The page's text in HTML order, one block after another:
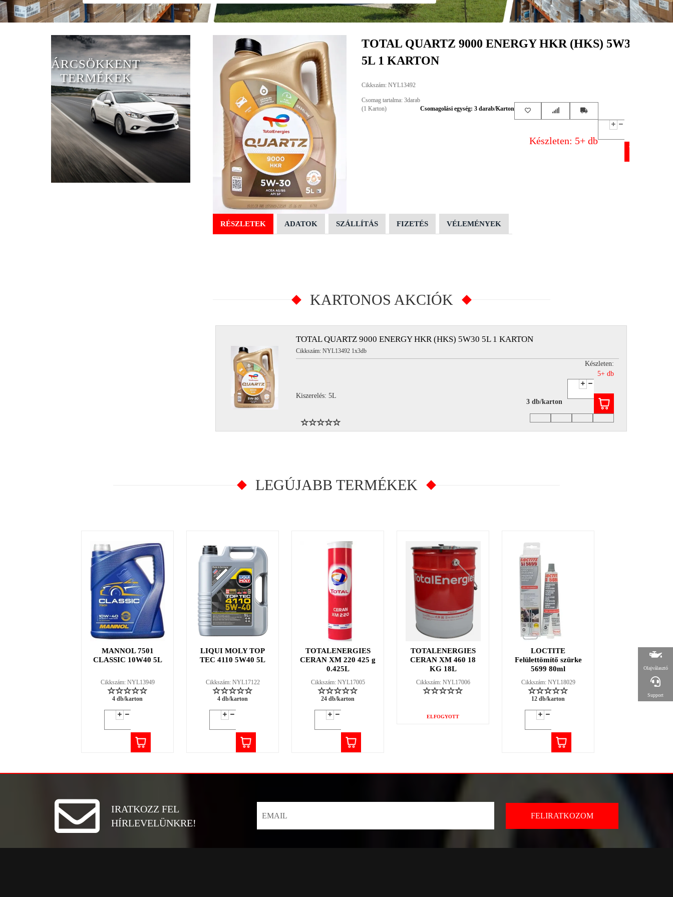
ÁRCSÖKKENT
TERMÉKEK
TOTAL QUARTZ 9000 ENERGY HKR (HKS) 5W30
5L 1 KARTON
Cikkszám: NYL13492
Csomag tartalma: 3darab
(1 Karton)
Csomagolási egység: 3 darab/Karton
Készleten: 5+ db
RÉSZLETEK ADATOK SZÁLLÍTÁS FIZETÉS VÉLEMÉNYEK
KARTONOS AKCIÓK
TOTAL QUARTZ 9000 ENERGY HKR (HKS) 5W30 5L 1 KARTON
Cikkszám: NYL13492 1x3db
Kiszerelés: 5L
Készleten:
5+ db
3 db/karton
LEGÚJABB TERMÉKEK
MANNOL 7501
CLASSIC 10W40 5L
Cikkszám: NYL13949
4 db/karton
LIQUI MOLY TOP
TEC 4110 5W40 5L
Cikkszám: NYL17122
4 db/karton
TOTALENERGIES
CERAN XM 220 425 g
0.425L
Cikkszám: NYL17005
24 db/karton
TOTALENERGIES
CERAN XM 460 18
KG 18L
Cikkszám: NYL17006
ELFOGYOTT
LOCTITE
Felülettömítő szürke
5699 80ml
Cikkszám: NYL18029
12 db/karton
LOCTITE
fűtőszáljavító
2g
Cikkszám:
12 db/karton
IRATKOZZ FEL
HÍRLEVELÜNKRE!
Olajválasztó
Support